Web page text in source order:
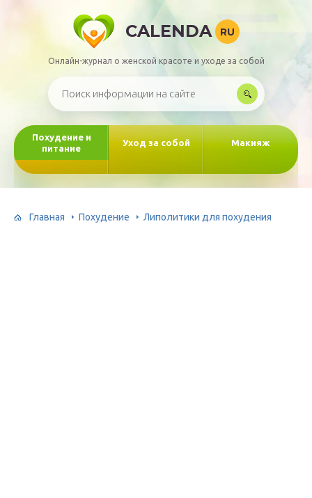
CALENDA RU
Онлайн-журнал о женской красоте и уходе за собой
Похудение и
питание
Уход за собой Макияж
Главная Похудение Липолитики для похудения